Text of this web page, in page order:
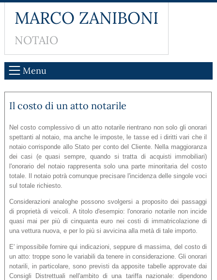
MARCO ZANIBONI
NOTAIO
Menu
Il costo di un atto notarile
Nel costo complessivo di un atto notarile rientrano non solo gli onorari
spettanti al notaio, ma anche le imposte, le tasse ed i diritti vari che il
notaio corrisponde allo Stato per conto del Cliente. Nella maggioranza
dei casi (e quasi sempre, quando si tratta di acquisti immobiliari)
l'onorario del notaio rappresenta solo una parte minoritaria del costo
totale. Il notaio potrà comunque precisare l'incidenza delle singole voci
sul totale richiesto.
Considerazioni analoghe possono svolgersi a proposito dei passaggi
di proprietà di veicoli. A titolo d'esempio: l'onorario notarile non incide
quasi mai per più di cinquanta euro nei costi di immatricolazione di
una vettura nuova, e per lo più si avvicina alla metà di tale importo.
E' impossibile fornire qui indicazioni, seppure di massima, del costo di
un atto: troppe sono le variabili da tenere in considerazione. Gli onorari
notarili, in particolare, sono previsti da apposite tabelle approvate dai
Consigli Distrettuali nell'ambito di una tariffa nazionale: dipendono